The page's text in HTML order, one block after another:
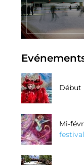
Début
Mi-